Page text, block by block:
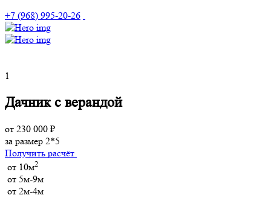
+7 (968) 995-20-26
1
Дачник с верандой
от 230 000 ₽
за размер 2*5
Получить расчёт
от 10м2
от 5м-9м
от 2м-4м